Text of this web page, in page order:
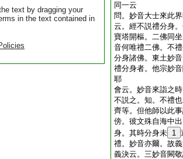
text by dragging your
in the text contained in
同一云
問。妙音大士來此
云。經不説禮分身
寶塔開樞。二佛同
音何唯禮二佛。不
分身諸佛。東土妙
禮分身者。他宗妙
耶
會云。妙音來詣之
不説之。知。不禮
齊等。但他師以此
傍。彼文殊自海中
身。其時分身未 1
禮。妙音亦爾。故
義決云。三妙音闕